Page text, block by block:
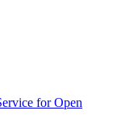
for Open